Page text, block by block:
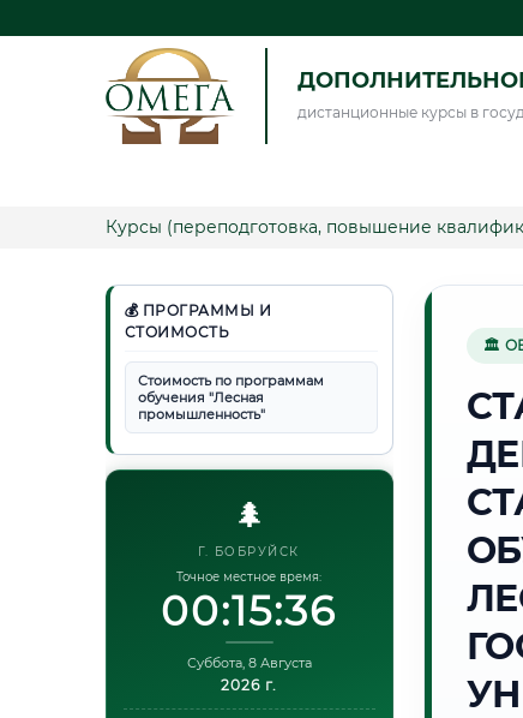
дистанционные курсы в
Курсы (переподготовка, повышение
💰 ПРОГРАММЫ И
СТОИМОСТЬ
Стоимость по программам
обучения "Лесная
промышленность"
🌲
Г. БОБРУЙСК
Точное местное время:
00:15:37
Суббота, 8 Августа
2026 г.
🏛